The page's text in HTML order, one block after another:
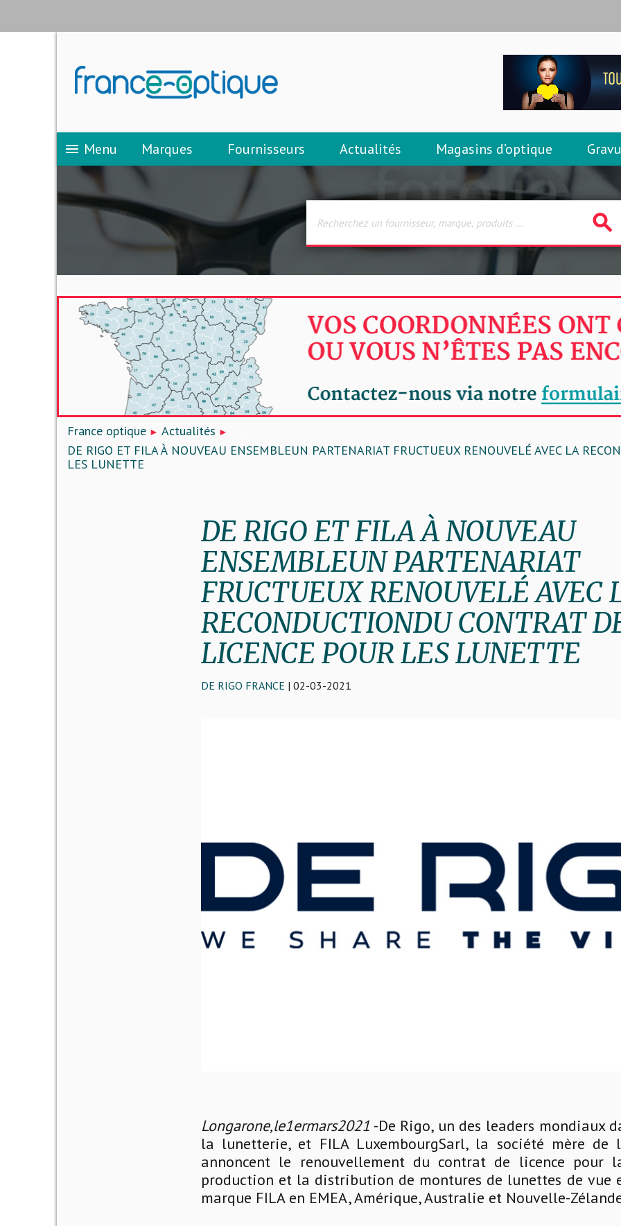
menu Menu Marques Fournisseurs Actualités Magasins d’optique
search
France optique
Actualités
DE RIGO ET FILA À NOUVEAU ENSEMBLEUN PARTENARIAT FRUCTUEUX RENOUVELÉ AVEC LA
LES LUNETTE
DE RIGO ET FILA À NOUVEAU
ENSEMBLEUN PARTENARIAT
FRUCTUEUX RENOUVELÉ AVEC
RECONDUCTIONDU CONTRAT
LICENCE POUR LES LUNETTE
DE RIGO FRANCE | 02-03-2021
Longarone,le1ermars2021 -De Rigo, un des leaders mondiaux
la lunetterie, et FILA LuxembourgSarl, la société mère de
annoncent le renouvellement du contrat de licence pour
production et la distribution de montures de lunettes de vue
marque FILA en EMEA, Amérique, Australie et Nouvelle-